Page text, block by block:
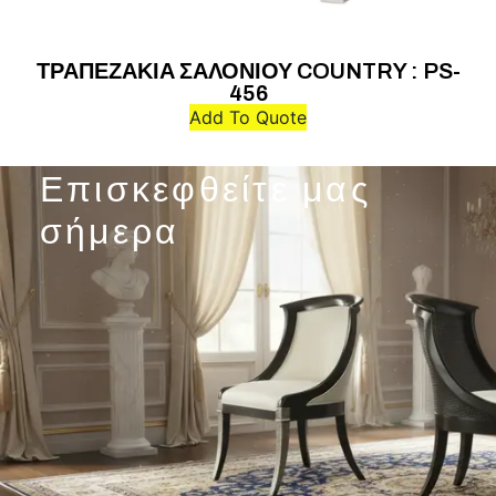
ΤΡΑΠΕΖΑΚΙΑ ΣΑΛΟΝΙΟΥ COUNTRY : PS-
456
Add To Quote
Επισκεφθείτε μας
σήμερα